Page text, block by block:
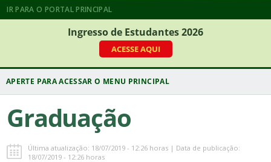
IR PARA O PORTAL PRINCIPAL
Ingresso de Estudantes 2026
ACESSE AQUI
Graduação
Última atualização: 18/07/2019 - 12:26 horas | Data de publicação:
18/07/2019 - 12:26 horas